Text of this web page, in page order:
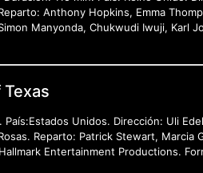
Anthony Hopkins, Emma
Manyonda, Chukwudi Iwuji, Karl
País:Estados Unidos. Dirección: Uli
Reparto: Patrick Stewart, Marcia
Entertainment Productions.